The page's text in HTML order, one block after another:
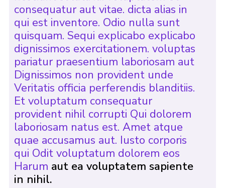
consequatur aut vitae. dicta alias in
qui est inventore. Odio nulla sunt
quisquam. Sequi explicabo explicabo
dignissimos exercitationem. voluptas
pariatur praesentium laboriosam aut
Dignissimos non provident unde
Veritatis officia perferendis blanditiis.
Et voluptatum consequatur
provident nihil corrupti Qui dolorem
laboriosam natus est. Amet atque
quae accusamus aut. Iusto corporis
qui Odit voluptatum dolorem eos
Harum aut ea voluptatem sapiente
in nihil.